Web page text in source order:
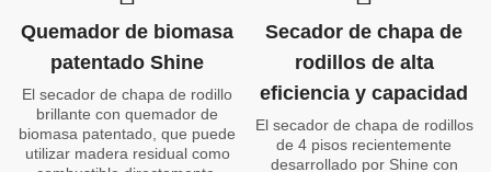
Quemador de biomasa
patentado Shine
El secador de chapa de rodillo
brillante con quemador de
biomasa patentado, que puede
utilizar madera residual como
Secador de chapa de
rodillos de alta
eficiencia y capacidad
El secador de chapa de rodillos
de 4 pisos recientemente
desarrollado por Shine con